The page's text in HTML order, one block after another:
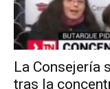
La Consejería
tras la